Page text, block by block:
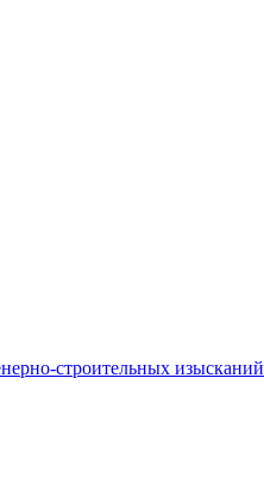
строительных изысканий